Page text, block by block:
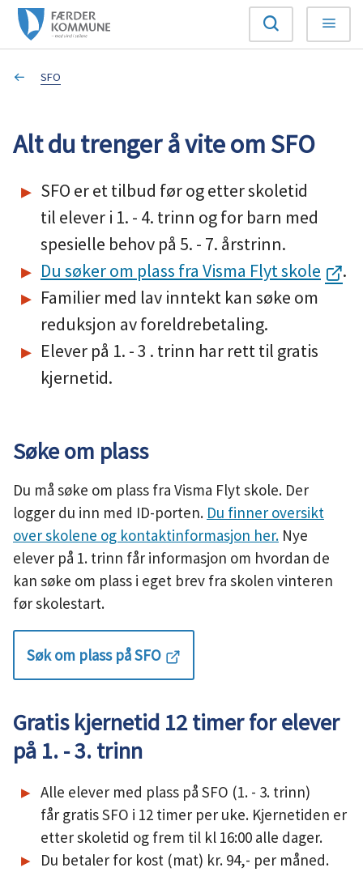
F
æ
d
r
k
o
m
m
u
e
Søk Meny
Du
her:
SFO
Alt du trenger å vite om SFO
SFO er et tilbud før og etter skoletid
til elever i 1. - 4. trinn og for barn med
spesielle behov på 5. - 7. årstrinn.
Du søker om plass fra Visma Flyt skole
.
Familier med lav inntekt kan søke om
reduksjon av foreldrebetaling.
Elever på 1. - 3 . trinn har rett til gratis
kjernetid.
Søke om plass
Du må søke om plass fra Visma Flyt skole. Der
logger du inn med ID-porten. Du finner oversikt
over skolene og kontaktinformasjon her. Nye
elever på 1. trinn får informasjon om hvordan de
kan søke om plass i eget brev fra skolen vinteren
før skolestart.
Søk om plass på SFO
Gratis kjernetid 12 timer for elever
på 1. - 3. trinn
Alle elever med plass på SFO (1. - 3. trinn)
får gratis SFO i 12 timer per uke. Kjernetiden er
etter skoletid og frem til kl 16:00 alle dager.
Du betaler for kost (mat) kr. 94,- per måned.